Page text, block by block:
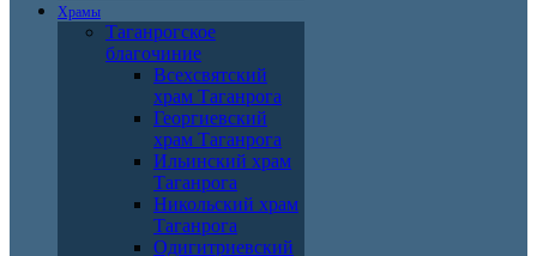
Храмы
Таганрогское
благочиние
Всехсвятский
храм Таганрога
Георгиевский
храм Таганрога
Ильинский храм
Таганрога
Никольский храм
Таганрога
Одигитриевский